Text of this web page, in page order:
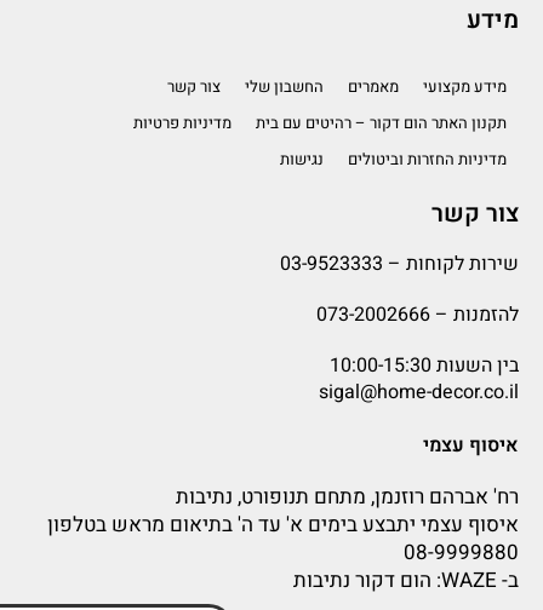
מידע
מידע מקצועי מאמרים החשבון שלי
צור קשר
תקנון האתר הום דקור – רהיטים עם בית
מדיניות פרטיות
מדיניות החזרות וביטולים
נגישות
צור קשר
שירות לקוחות – 03-9523333
להזמנות – 073-2002666
בין השעות 10:00-15:30
sigal@home-decor.co.il
איסוף עצמי
רח' אברהם רוזנמן, מתחם תנופורט, נתיבות
איסוף עצמי יתבצע בימים א' עד ה' בתיאום מראש בטלפון
08-9999880
ב- WAZE: הום דקור נתיבות